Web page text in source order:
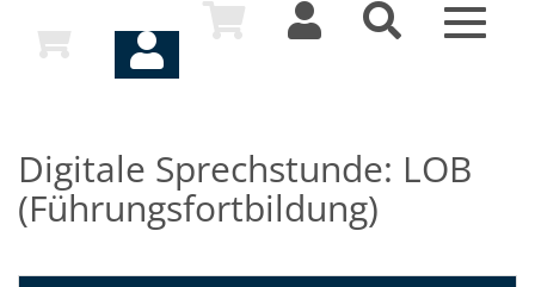
Toggle
Digitale Sprechstunde: LOB
(Führungsfortbildung)